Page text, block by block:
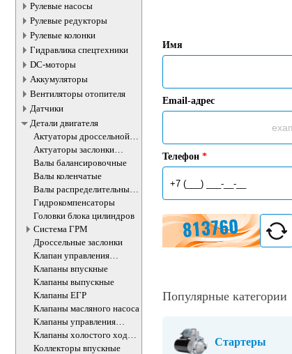
Рулевые насосы
Рулевые редукторы
Рулевые колонки
Гидравлика спецтехники
DC-моторы
Аккумуляторы
Вентиляторы отопителя
Датчики
Детали двигателя
Актуаторы дроссельной
заслонки
Актуаторы заслонки
впускного коллектора
Валы балансировочные
Валы коленчатые
Валы распределительные
ДВС
Гидрокомпенсаторы
Головки блока цилиндров
Система ГРМ
Дроссельные заслонки
Клапан управления
впускного коллектора
Клапаны впускные
Клапаны выпускные
Клапаны ЕГР
Клапаны масляного насоса
Клапаны управления
впускного коллектора
Клапаны холостого хода
ДВС
Коллекторы впускные
Имя
Email-адрес
Телефон *
Популярные категории
Стартеры